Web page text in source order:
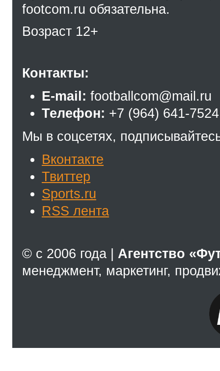
footcom.ru обязательна.
Возраст 12+
Контакты:
E-mail: footballcom@mail.ru
Телефон: +7 (964) 641-7524
Мы в соцсетях,
Вконтакте
Твиттер
Sports.ru
RSS лента
© с 2006 года | Агентство
менеджмент, маркетинг,